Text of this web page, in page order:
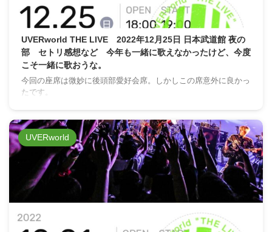
UVERworld THE LIVE 2022年12月25日 日本武道館 夜の
部 セトリ感想など 今年も一緒に歌えなかったけど、今度
こそ一緒に歌おうな。
今回の座席は微妙に後頭部愛好会席。しかしこの席意外に良かっ
たです。
UVERworld